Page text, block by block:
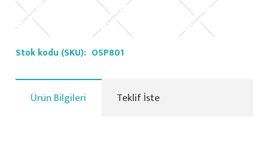
Stok kodu (SKU): OSP801
Ürün Bilgileri Teklif İste